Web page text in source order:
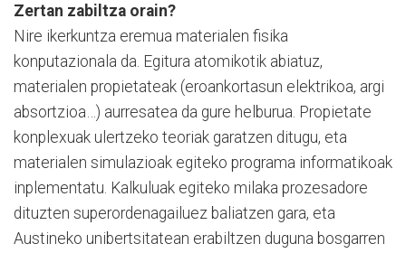
Zertan zabiltza orain?
Nire ikerkuntza eremua materialen fisika
konputazionala da. Egitura atomikotik abiatuz,
materialen propietateak (eroankortasun elektrikoa, argi
absortzioa…) aurresatea da gure helburua. Propietate
konplexuak ulertzeko teoriak garatzen ditugu, eta
materialen simulazioak egiteko programa informatikoak
inplementatu. Kalkuluak egiteko milaka prozesadore
dituzten superordenagailuez baliatzen gara, eta
Austineko unibertsitatean erabiltzen duguna bosgarren